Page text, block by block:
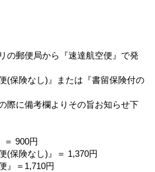
の郵便局から『速達航空便』で発
(保険なし)』または『書留保険付の
際に備考欄よりその旨お知らせ下
＝ 900円
(保険なし)』＝ 1,370円
』＝1,710円